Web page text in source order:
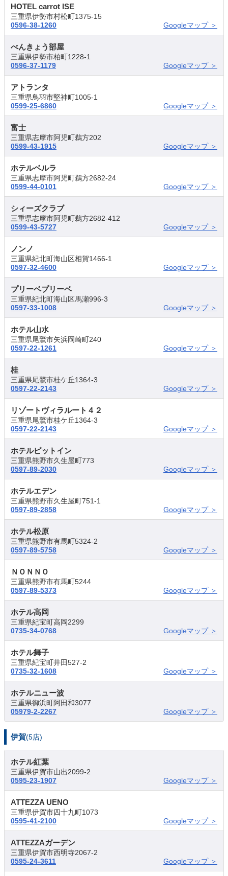
HOTEL carrot ISE
三重県伊勢市村松町1375-15
0596-38-1260
Googleマップ ＞
べんきょう部屋
三重県伊勢市柏町1228-1
0596-37-1179
Googleマップ ＞
アトランタ
三重県鳥羽市堅神町1005-1
0599-25-6860
Googleマップ ＞
富士
三重県志摩市阿児町鵜方202
0599-43-1915
Googleマップ ＞
ホテルベルラ
三重県志摩市阿児町鵜方2682-24
0599-44-0101
Googleマップ ＞
シィーズクラブ
三重県志摩市阿児町鵜方2682-412
0599-43-5727
Googleマップ ＞
ノンノ
三重県紀北町海山区相賀1466-1
0597-32-4600
Googleマップ ＞
プリーベプリーベ
三重県紀北町海山区馬瀬996-3
0597-33-1008
Googleマップ ＞
ホテル山水
三重県尾鷲市矢浜岡崎町240
0597-22-1261
Googleマップ ＞
桂
三重県尾鷲市桂ケ丘1364-3
0597-22-2143
Googleマップ ＞
リゾートヴィラルート４２
三重県尾鷲市桂ケ丘1364-3
0597-22-2143
Googleマップ ＞
ホテルピットイン
三重県熊野市久生屋町773
0597-89-2030
Googleマップ ＞
ホテルエデン
三重県熊野市久生屋町751-1
0597-89-2858
Googleマップ ＞
ホテル松原
三重県熊野市有馬町5324-2
0597-89-5758
Googleマップ ＞
ＮＯＮＮＯ
三重県熊野市有馬町5244
0597-89-5373
Googleマップ ＞
ホテル高岡
三重県紀宝町高岡2299
0735-34-0768
Googleマップ ＞
ホテル舞子
三重県紀宝町井田527-2
0735-32-1608
Googleマップ ＞
ホテルニュー波
三重県御浜町阿田和3077
05979-2-2267
Googleマップ ＞
伊賀(5店)
ホテル紅葉
三重県伊賀市山出2099-2
0595-23-1907
Googleマップ ＞
ATTEZZA UENO
三重県伊賀市四十九町1073
0595-41-2100
Googleマップ ＞
ATTEZZAガーデン
三重県伊賀市西明寺2067-2
0595-24-3611
Googleマップ ＞